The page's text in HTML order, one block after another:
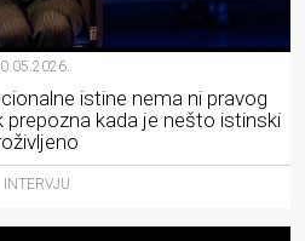
istine nema ni pravog
prepozna kada je nešto istinski
INTERVJU